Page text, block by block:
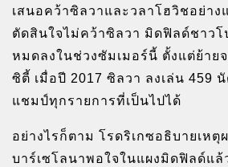
เสนอคว้าซิลวาและวลาโฮวิชอย่าง
ตัดสินใจไม่คว้าซิลวา มิดฟิลด์ชาว
หมดลงในช่วงซัมเมอร์นี้ ตั้งแต่ย้าย
ซิตี้ เมื่อปี 2017 ซิลวา ลงเล่น 459
แชมป์ทุกรายการที่เป็นไปได้
อย่างไรก็ตาม โรดริเกซอธิบายเหตุ
บาร์เซโลนาพอใจในแผงมิดฟิลด์แล้